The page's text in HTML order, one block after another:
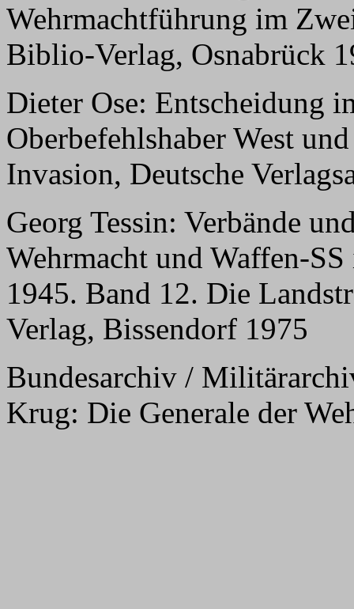
Wehrmachtführung im
Biblio-Verlag, Osnabrück
Dieter Ose: Entscheidung
Oberbefehlshaber West
Invasion, Deutsche
Georg Tessin: Verbände
Wehrmacht und Waffen-
1945. Band 12. Die
Verlag, Bissendorf 1975
Bundesarchiv /
Krug: Die Generale der